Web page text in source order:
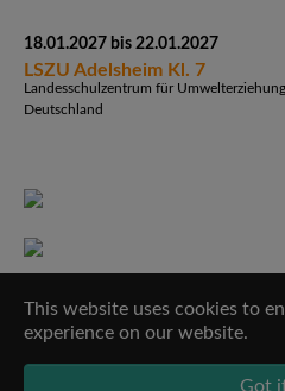
This website uses cookies to
experience on our website.
Got
18.01.2027 bis 22.01.2027
LSZU Adelsheim Kl. 7
Landesschulzentrum für
Deutschland